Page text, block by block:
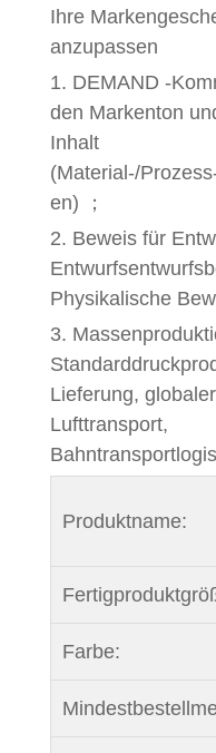
Ihre
anzupassen
1. DEMAND -
den Markenton
Inhalt
(Material-/
en) ；
2. Beweis für
Physikalische
3.
Lieferung,
Lufttransport,
Produktname:
Farbe: